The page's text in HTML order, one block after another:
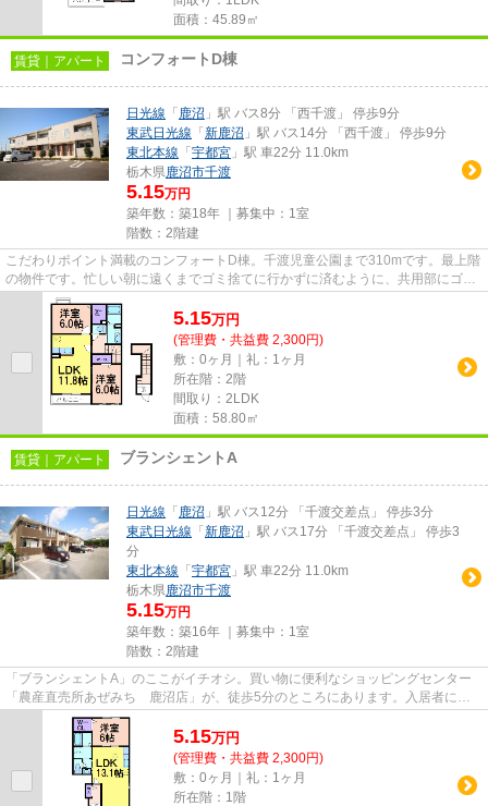
面積：45.89㎡
賃貸｜アパート コンフォートD棟
日光線 「 鹿沼 」駅 バス8分 「西千渡」 停歩9分
東武日光線 「 新鹿沼 」駅 バス14分 「西千渡」 停歩9分
東北本線 「 宇都宮 」駅 車22分 11.0km
栃木県鹿沼市千渡
5.15万円
築年数：築18年 ｜募集中： 1室
階数：2階建
こだわりポイント満載のコンフォートD棟。千渡児童公園まで310mです。最上階
の物件です。忙しい朝に遠くまでゴミ捨てに行かずに済むように、共用部にゴミ
置き場が付いています。ご来店...
5.15万円
(管理費・共益費 2,300円)
敷：0ヶ月｜礼：1ヶ月
所在階：2階
間取り：2LDK
面積：58.80㎡
賃貸｜アパート ブランシェントA
日光線 「 鹿沼 」駅 バス12分 「千渡交差点」 停歩3分
東武日光線 「 新鹿沼 」駅 バス17分 「千渡交差点」 停歩3
分
東北本線 「 宇都宮 」駅 車22分 11.0km
栃木県鹿沼市千渡
5.15万円
築年数：築16年 ｜募集中： 1室
階数：2階建
「ブランシェントA」のここがイチオシ。買い物に便利なショッピングセンター
「農産直売所あぜみち 鹿沼店」が、徒歩5分のところにあります。入居者にと
っても扱いやすい敷地内ごみ置...
5.15万円
(管理費・共益費 2,300円)
敷：0ヶ月｜礼：1ヶ月
所在階：1階